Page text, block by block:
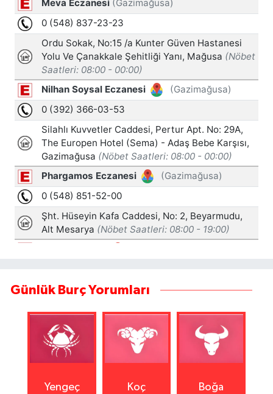
Günlük Burç Yorumları
Yengeç Koç Boğa